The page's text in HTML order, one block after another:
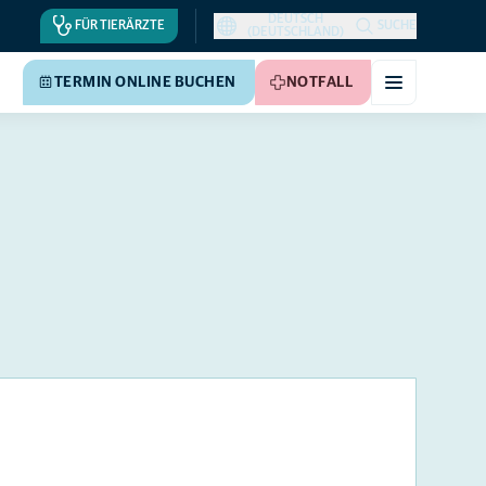
FÜR TIERÄRZTE
DEUTSCH
(DEUTSCHLAND)
SUCHE
TERMIN ONLINE BUCHEN NOTFALL